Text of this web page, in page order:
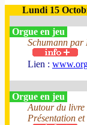
Lundi 15
Orgue en jeu
Schumann par
Lien :
Orgue en jeu
Autour du livre
Présentation